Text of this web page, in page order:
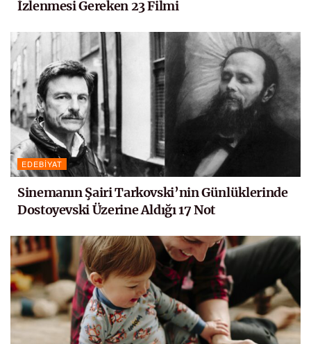
İzlenmesi Gereken 23 Filmi
EDEBIYAT
Sinemanın Şairi Tarkovski’nin Günlüklerinde
Dostoyevski Üzerine Aldığı 17 Not